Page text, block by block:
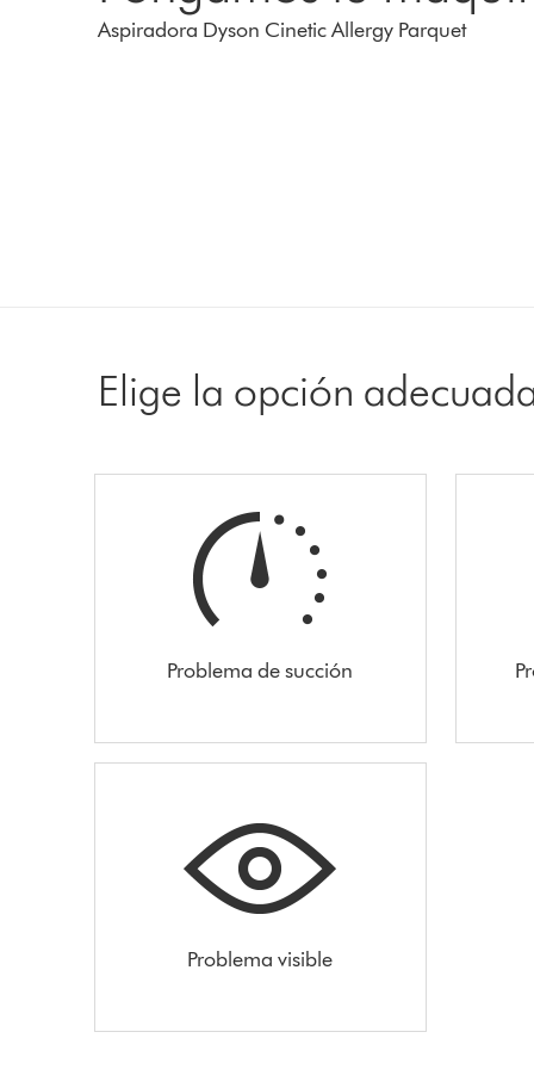
Aspiradora Dyson Cinetic Allergy Parquet
Elige la opción
Problema de succión
Problema visible